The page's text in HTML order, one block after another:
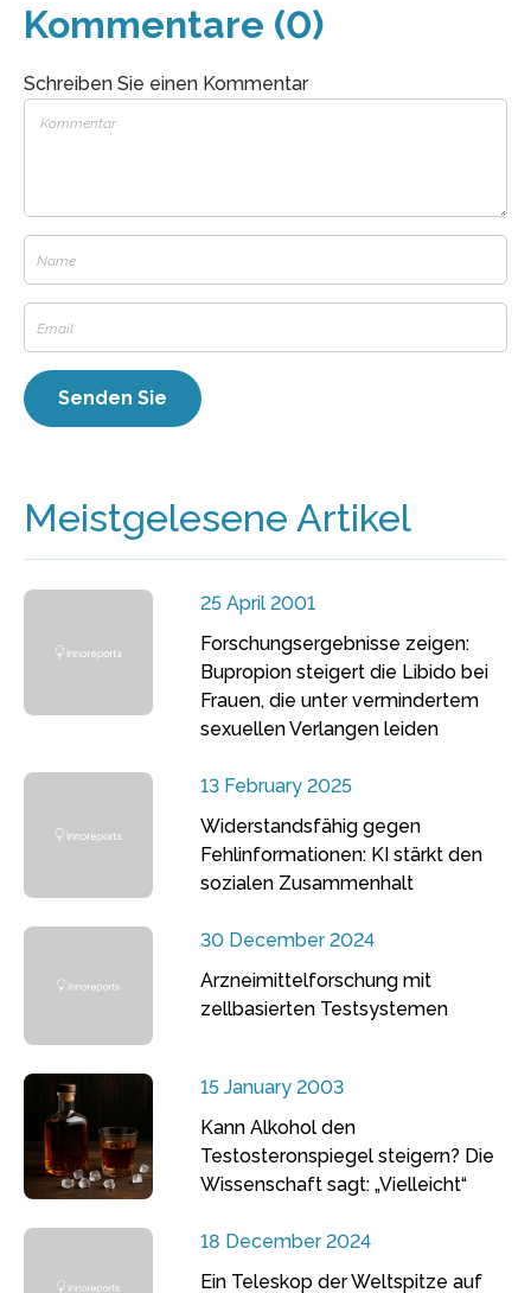
Kommentare (0)
Schreiben Sie einen Kommentar
Meistgelesene Artikel
25 April 2001
Forschungsergebnisse zeigen:
Bupropion steigert die Libido bei
Frauen, die unter vermindertem
sexuellen Verlangen leiden
13 February 2025
Widerstandsfähig gegen
Fehlinformationen: KI stärkt den
sozialen Zusammenhalt
30 December 2024
Arzneimittelforschung mit
zellbasierten Testsystemen
15 January 2003
Kann Alkohol den
Testosteronspiegel steigern? Die
Wissenschaft sagt: „Vielleicht“
18 December 2024
Ein Teleskop der Weltspitze auf